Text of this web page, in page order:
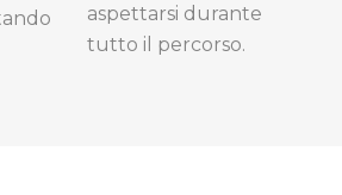
aspettarsi durante
tutto il percorso.